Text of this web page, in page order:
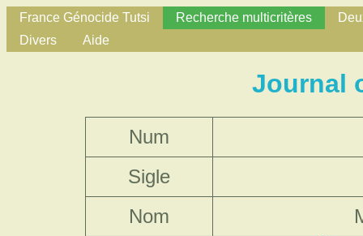
France Génocide Tutsi Recherche multicritères
Divers
Aide
Journal
Num
Sigle
Nom